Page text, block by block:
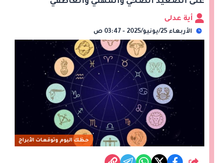
أية عدلى
الأربعاء 25/يونيو/2025 - 03:47 ص
حظك اليوم وتوقعات الأبراج